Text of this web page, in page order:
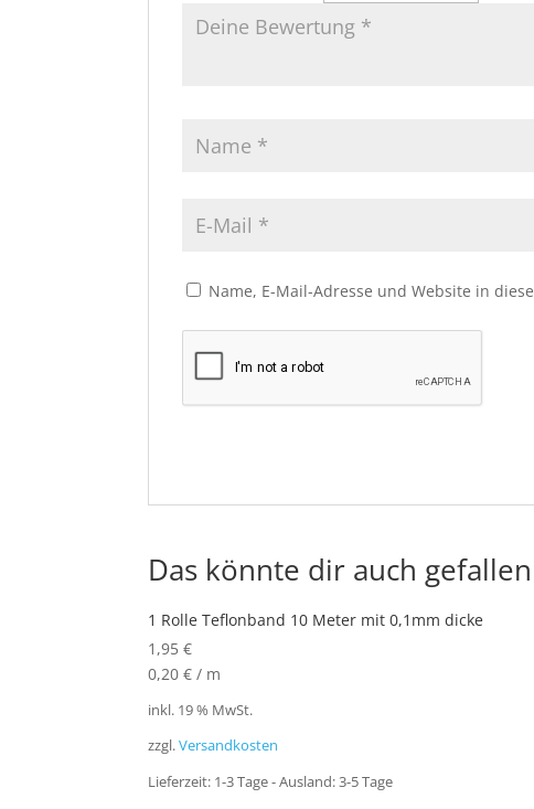
Name, E-Mail-Adresse und Website in
Das könnte dir auch
1 Rolle Teflonband 10 Meter mit 0,1mm dicke
1,95€
0,20€ / m
inkl. 19 % MwSt.
zzgl.Versandkosten
Lieferzeit: 1-3 Tage - Ausland: 3-5 Tage